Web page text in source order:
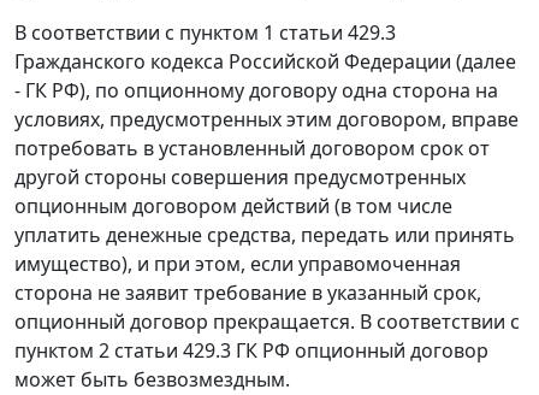
В соответствии с пунктом 1 статьи 429.3
Гражданского кодекса Российской Федерации (далее
- ГК РФ), по опционному договору одна сторона на
условиях, предусмотренных этим договором, вправе
потребовать в установленный договором срок от
другой стороны совершения предусмотренных
опционным договором действий (в том числе
уплатить денежные средства, передать или принять
имущество), и при этом, если управомоченная
сторона не заявит требование в указанный срок,
опционный договор прекращается. В соответствии с
пунктом 2 статьи 429.3 ГК РФ опционный договор
может быть безвозмездным.